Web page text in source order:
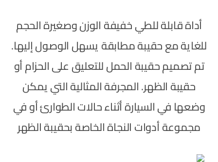
أداة قابلة للطي خفيفة الوزن وصغيرة الحجم
للغاية مع حقيبة مطابقة يسهل الوصول إليها.
تم تصميم حقيبة الحمل للتعليق على الحزام أو
حقيبة الظهر. المجرفة المثالية التي يمكن
وضعها في السيارة أثناء حالات الطوارئ أو في
مجموعة أدوات النجاة الخاصة بحقيبة الظهر